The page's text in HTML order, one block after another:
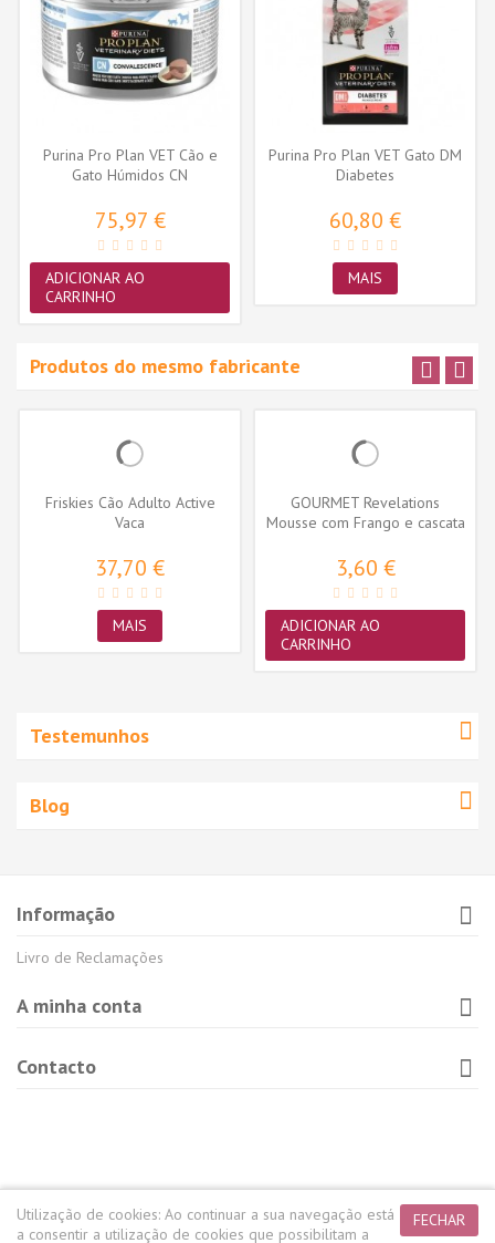
Purina Pro Plan VET Cão e
Gato Húmidos CN
75,97 €
ADICIONAR AO
CARRINHO
Purina Pro Plan VET Gato DM
Diabetes
60,80 €
MAIS
Produtos do mesmo fabricante
Friskies Cão Adulto Active
Vaca
37,70 €
MAIS
GOURMET Revelations
Mousse com Frango e cascata
3,60 €
ADICIONAR AO
CARRINHO
Testemunhos
Blog
Informação
Livro de Reclamações
A minha conta
Contacto
FECHAR
Utilização de cookies: Ao continuar a sua navegação está
a consentir a utilização de cookies que possibilitam a